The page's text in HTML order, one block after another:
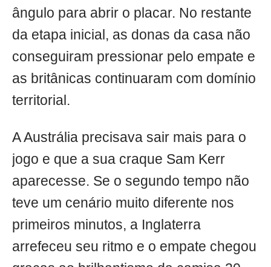
ângulo para abrir o placar. No restante
da etapa inicial, as donas da casa não
conseguiram pressionar pelo empate e
as britânicas continuaram com domínio
territorial.
A Austrália precisava sair mais para o
jogo e que a sua craque Sam Kerr
aparecesse. Se o segundo tempo não
teve um cenário muito diferente nos
primeiros minutos, a Inglaterra
arrefeceu seu ritmo e o empate chegou